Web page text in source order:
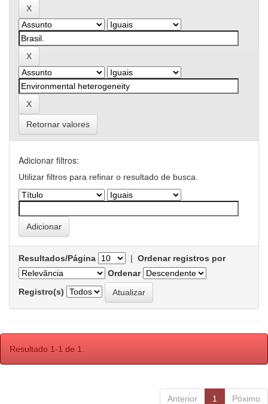
Retornar valores
Adicionar filtros:
Utilizar filtros para refinar o resultado de busca.
Resultados/Página | Ordenar registros por
Ordenar
Registro(s)
Resultado 1-1 de 1.
Anterior 1 Póximo